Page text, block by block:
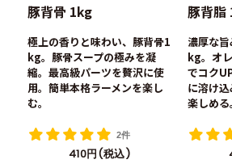
豚背骨 1kg
極上の香りと味わい、豚背骨1
kg。豚骨スープの極みを凝
縮。最高級パーツを贅沢に使
用。簡単本格ラーメンを楽し
む。
2件
410円(税込)
豚背脂
濃厚な
kg。オ
でコク
に溶け
楽しめる。